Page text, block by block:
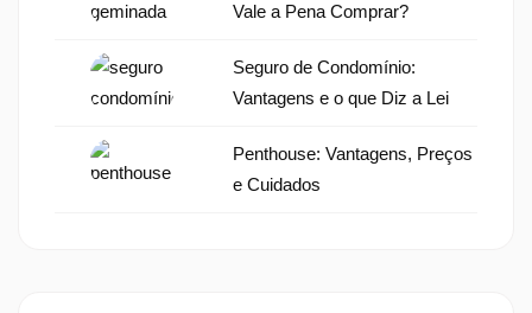
Vale a Pena Comprar?
Seguro de Condomínio:
Vantagens e o que Diz a Lei
Penthouse: Vantagens, Preços
e Cuidados